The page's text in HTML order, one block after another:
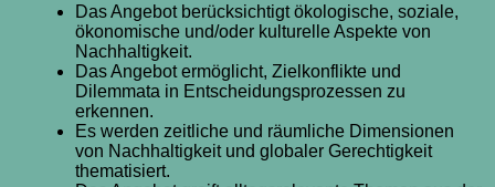
Das Angebot berücksichtigt ökologische, soziale,
ökonomische und/oder kulturelle Aspekte von
Nachhaltigkeit.
Das Angebot ermöglicht, Zielkonflikte und
Dilemmata in Entscheidungsprozessen zu
erkennen.
Es werden zeitliche und räumliche Dimensionen
von Nachhaltigkeit und globaler Gerechtigkeit
thematisiert.